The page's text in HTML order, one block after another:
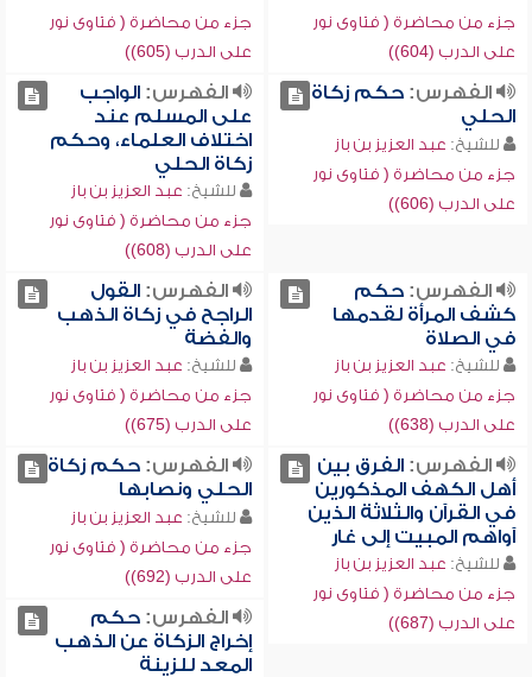
جزء من محاضرة ( فتاوى نور
على الدرب (604))
جزء من محاضرة ( فتاوى نور
على الدرب (605))
الفهرس:حكم زكاة
الحلي
للشيخ: عبد العزيز بن باز
جزء من محاضرة ( فتاوى نور
على الدرب (606))
الفهرس:الواجب
على المسلم عند
اختلاف العلماء، وحكم
زكاة الحلي
للشيخ: عبد العزيز بن باز
جزء من محاضرة ( فتاوى نور
على الدرب (608))
الفهرس:حكم
كشف المرأة لقدمها
في الصلاة
للشيخ: عبد العزيز بن باز
جزء من محاضرة ( فتاوى نور
على الدرب (638))
الفهرس:القول
الراجح في زكاة الذهب
والفضة
للشيخ: عبد العزيز بن باز
جزء من محاضرة ( فتاوى نور
على الدرب (675))
الفهرس:الفرق بين
أهل الكهف المذكورين
في القرآن والثلاثة الذين
آواهم المبيت إلى غار
للشيخ: عبد العزيز بن باز
جزء من محاضرة ( فتاوى نور
على الدرب (687))
الفهرس:حكم زكاة
الحلي ونصابها
للشيخ: عبد العزيز بن باز
جزء من محاضرة ( فتاوى نور
على الدرب (692))
الفهرس:حكم
إخراج الزكاة عن الذهب
المعد للزينة